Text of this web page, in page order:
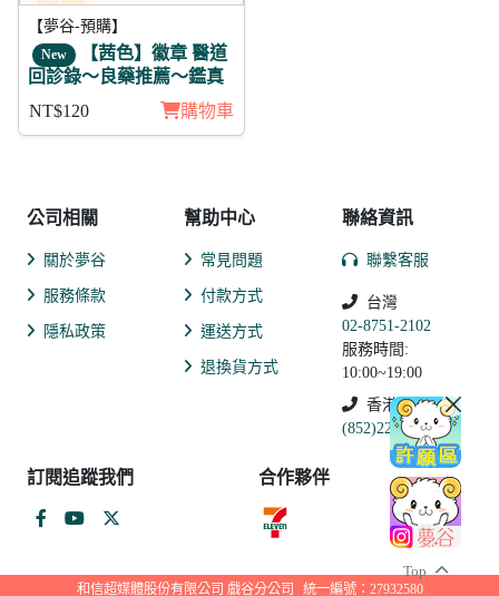
Top
【夢谷-預購】
New 【茜色】徽章 醫道
回診錄～良藥推薦～鑑真
NT$120
購物車
公司相關
關於夢谷
服務條款
隱私政策
幫助中心
常見問題
付款方式
運送方式
退換貨方式
聯絡資訊
聯繫客服
台灣
02-8751-2102
服務時間:
10:00~19:00
香港
(852)2250-9311
訂閱追蹤我們 合作夥伴
和信超媒體股份有限公司 戲谷分公司 統一編號：27932580